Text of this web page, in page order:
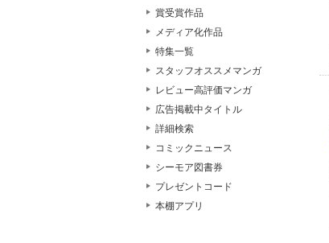
賞受賞作品
メディア化作品
特集一覧
スタッフオススメマンガ
レビュー高評価マンガ
広告掲載中タイトル
詳細検索
コミックニュース
シーモア図書券
プレゼントコード
本棚アプリ